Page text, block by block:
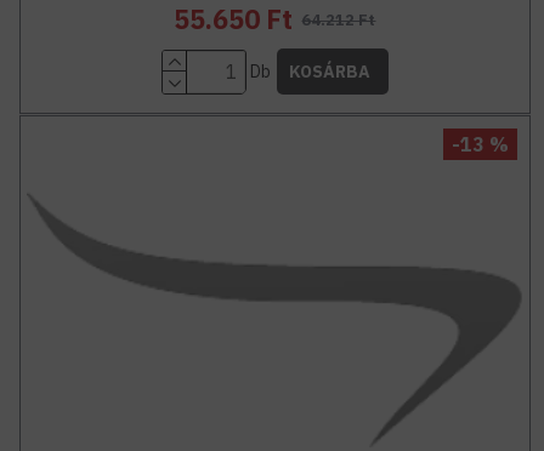
55.650 Ft 64.212 Ft
Db KOSÁRBA
-13 %